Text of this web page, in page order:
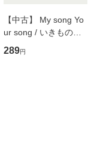
【中古】 My song Yo
ur song / いきものが
かり / [CD]【メール便
送料無料】
289円